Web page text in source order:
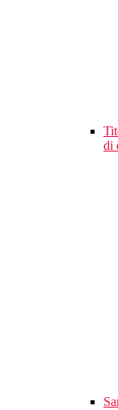
di